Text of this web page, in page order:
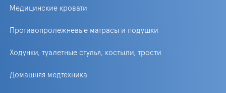
Медицинские кровати
Противопролежневые матрасы и подушки
Ходунки, туалетные стулья, костыли, трости
Домашняя медтехника